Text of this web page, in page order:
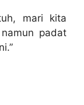
mari kita
padat